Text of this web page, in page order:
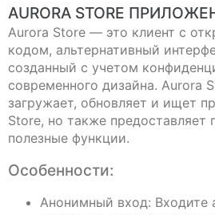
AURORA STORE
Aurora Store — это клиент с
кодом, альтернативный
созданный с учетом
современного дизайна. Aurora
загружает, обновляет и ищет
Store, но также предоставляет
полезные функции.
Особенности:
Анонимный вход: Входите